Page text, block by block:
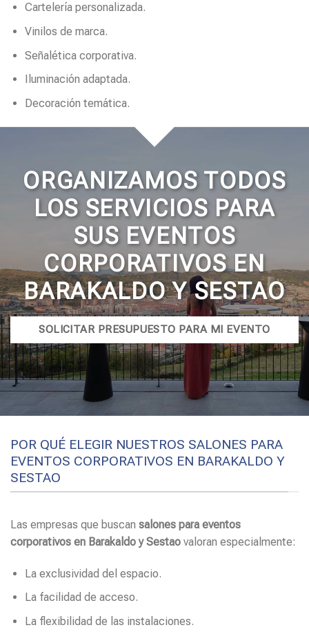
Cartelería personalizada.
Vinilos de marca.
Señalética corporativa.
Iluminación adaptada.
Decoración temática.
ORGANIZAMOS TODOS
LOS SERVICIOS PARA
SUS EVENTOS
CORPORATIVOS EN
BARAKALDO Y SESTAO
SOLICITAR PRESUPUESTO PARA MI EVENTO
POR QUÉ ELEGIR NUESTROS SALONES PARA
EVENTOS CORPORATIVOS EN BARAKALDO Y
SESTAO
Las empresas que buscan salones para eventos
corporativos en Barakaldo y Sestao valoran especialmente:
La exclusividad del espacio.
La facilidad de acceso.
La flexibilidad de las instalaciones.